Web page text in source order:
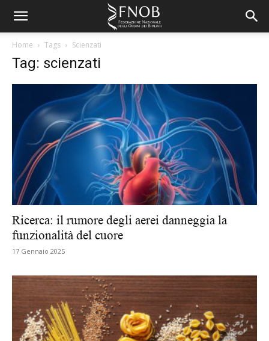
Home Tags Scienzati
Tag: scienzati
Ricerca: il rumore degli aerei danneggia la
funzionalità del cuore
17 Gennaio 2025